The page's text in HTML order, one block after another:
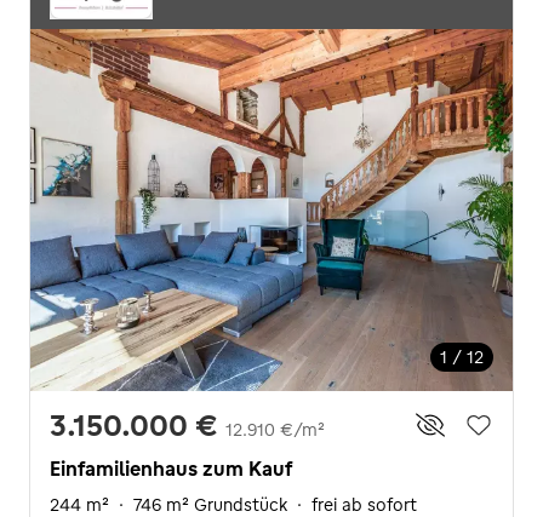
1 / 12
3.150.000 € 12.910 €/m²
Einfamilienhaus zum Kauf
244 m² · 746 m² Grundstück · frei ab sofort